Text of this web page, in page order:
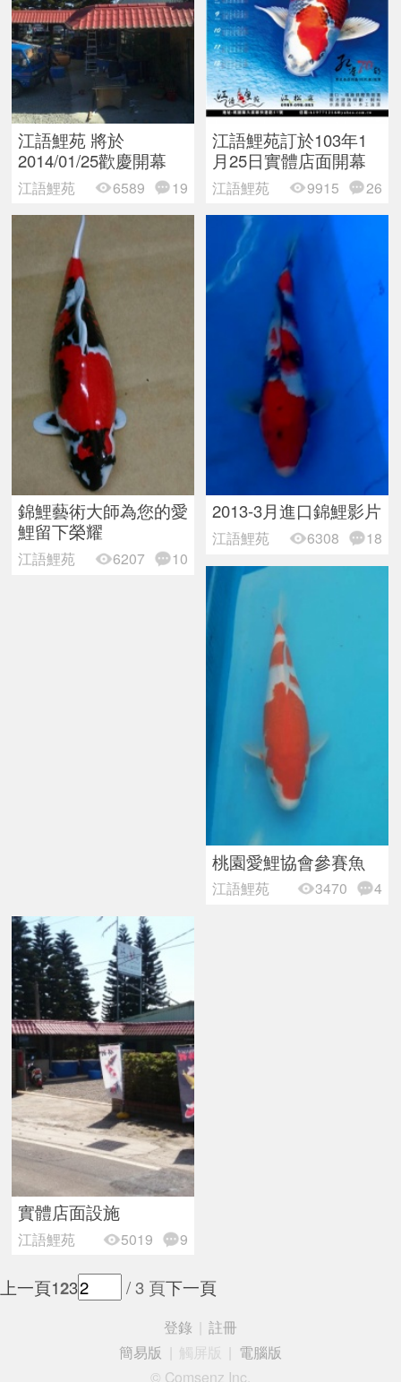
江語鯉苑 將於
2014/01/25歡慶開幕
江語鯉苑 6589 19
江語鯉苑訂於103年1
月25日實體店面開幕
江語鯉苑 9915 26
錦鯉藝術大師為您的愛
鯉留下榮耀
江語鯉苑 6207 10
2013-3月進口錦鯉影片
江語鯉苑 6308 18
桃園愛鯉協會參賽魚
江語鯉苑 3470 4
實體店面設施
江語鯉苑 5019 9
上一頁123 / 3 頁下一頁
登錄
註冊
簡易版
觸屏版
電腦版
© Comsenz Inc.